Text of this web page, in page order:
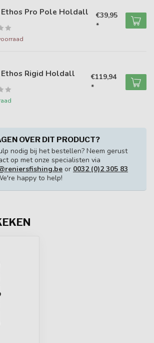
Pro Pole Holdall
€39,95
*
Rigid Holdall
€119,94
*
OVER DIT PRODUCT?
nodig bij het bestellen? Neem gerust
op met onze specialisten via
or 0032 (0)2 305 83
happy to help!